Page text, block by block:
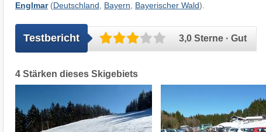
Englmar(Deutschland Bayern Bayerischer Wald).
Testbericht 3,0 Sterne · Gut
4 Stärken dieses Skigebiets